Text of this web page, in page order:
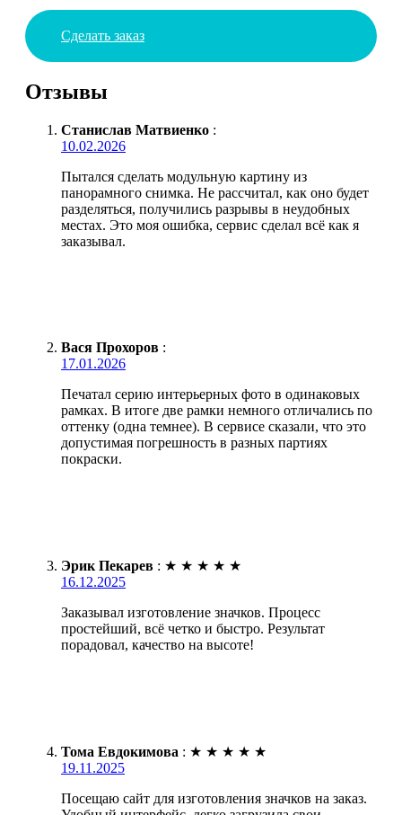
Сделать заказ
Отзывы
Станислав Матвиенко :
10.02.2026
Пытался сделать модульную картину из
панорамного снимка. Не рассчитал, как оно будет
разделяться, получились разрывы в неудобных
местах. Это моя ошибка, сервис сделал всё как я
заказывал.
Вася Прохоров :
17.01.2026
Печатал серию интерьерных фото в одинаковых
рамках. В итоге две рамки немного отличались по
оттенку (одна темнее). В сервисе сказали, что это
допустимая погрешность в разных партиях
покраски.
Эрик Пекарев : ★ ★ ★ ★ ★
16.12.2025
Заказывал изготовление значков. Процесс
простейший, всё четко и быстро. Результат
порадовал, качество на высоте!
Тома Евдокимова : ★ ★ ★ ★ ★
19.11.2025
Посещаю сайт для изготовления значков на заказ.